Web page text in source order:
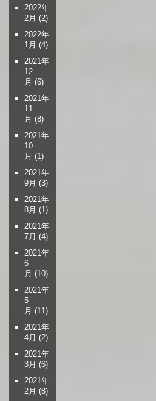
2022年
2月 (2)
2022年
1月 (4)
2021年
12
月 (6)
2021年
11
月 (8)
2021年
10
月 (1)
2021年
9月 (3)
2021年
8月 (1)
2021年
7月 (4)
2021年
6
月 (10)
2021年
5
月 (11)
2021年
4月 (2)
2021年
3月 (6)
2021年
2月 (8)